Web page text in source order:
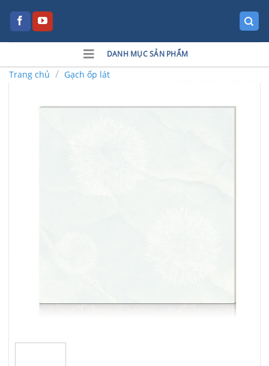
DANH MỤC SẢN PHẨM
Trang chủ / Gạch ốp lát